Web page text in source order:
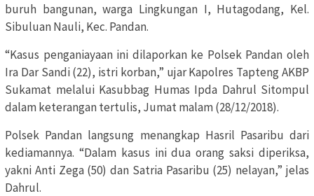
buruh bangunan, warga Lingkungan I, Hutagodang, Kel.
Sibuluan Nauli, Kec. Pandan.
“Kasus penganiayaan ini dilaporkan ke Polsek Pandan oleh
Ira Dar Sandi (22), istri korban,” ujar Kapolres Tapteng AKBP
Sukamat melalui Kasubbag Humas Ipda Dahrul Sitompul
dalam keterangan tertulis, Jumat malam (28/12/2018).
Polsek Pandan langsung menangkap Hasril Pasaribu dari
kediamannya. “Dalam kasus ini dua orang saksi diperiksa,
yakni Anti Zega (50) dan Satria Pasaribu (25) nelayan,” jelas
Dahrul.